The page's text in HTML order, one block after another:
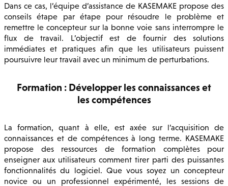
Dans ce cas, l’équipe d’assistance de KASEMAKE propose des
conseils étape par étape pour résoudre le problème et
remettre le concepteur sur la bonne voie sans interrompre le
flux de travail. L’objectif est de fournir des solutions
immédiates et pratiques afin que les utilisateurs puissent
poursuivre leur travail avec un minimum de perturbations.
Formation : Développer les connaissances et
les compétences
La formation, quant à elle, est axée sur l’acquisition de
connaissances et de compétences à long terme. KASEMAKE
propose des ressources de formation complètes pour
enseigner aux utilisateurs comment tirer parti des puissantes
fonctionnalités du logiciel. Que vous soyez un concepteur
novice ou un professionnel expérimenté, les sessions de